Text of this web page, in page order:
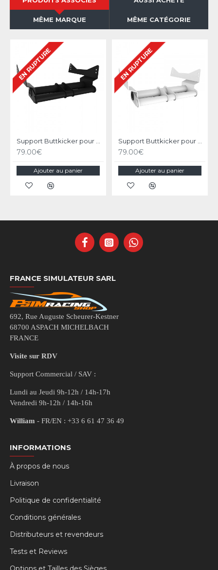
MÊME MARQUE MÊME CATÉGORIE
EN RUPTURE
79.00€
Ajouter au panier
EN RUPTURE
79.00€
Ajouter au panier
FRANCE SIMULATEUR SARL
692, Rue Auguste Scheurer-Kestner
68700 ASPACH MICHELBACH
FRANCE
Visite sur RDV
Support Commercial / SAV :
Lundi au Jeudi 9h-12h / 14h-17h
Vendredi 9h-12h / 14h-16h
William - FR/EN : +33 6 61 47 36 49
INFORMATIONS
À propos de nous
Livraison
Politique de confidentialité
Conditions générales
Distributeurs et revendeurs
Tests et Reviews